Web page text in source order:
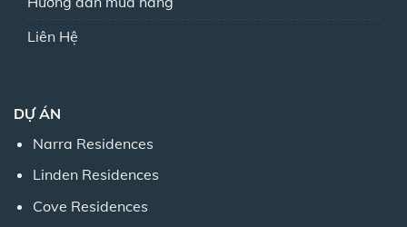
Liên Hệ
DỰ ÁN
Narra Residences
Linden Residences
Cove Residences